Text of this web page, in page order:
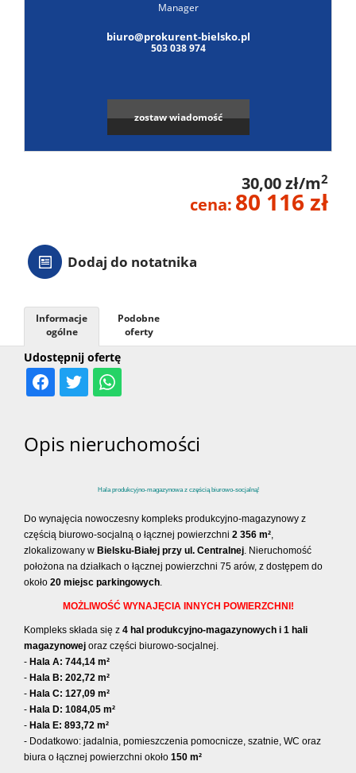
Leaflet
Manager
biuro@prokurent-bielsko.pl
503 038 974
zostaw wiadomość
30,00 zł/m2
cena: 80 116 zł
Dodaj do notatnika
Udostępnij ofertę
Informacje
ogólne
Podobne
oferty
Opis nieruchomości
Hala produkcyjno-magazynowa z częścią biurowo-socjalną!
Do wynajęcia nowoczesny kompleks produkcyjno-magazynowy z
częścią biurowo-socjalną o łącznej powierzchni 2 356 m²,
zlokalizowany w Bielsku-Białej przy ul. Centralnej. Nieruchomość
położona na działkach o łącznej powierzchni 75 arów, z dostępem do
około 20 miejsc parkingowych.
MOŻLIWOŚĆ WYNAJĘCIA INNYCH POWIERZCHNI!
Kompleks składa się z 4 hal produkcyjno-magazynowych i 1 hali
magazynowej oraz części biurowo-socjalnej.
- Hala A: 744,14 m²
- Hala B: 202,72 m²
- Hala C: 127,09 m²
- Hala D: 1084,05 m²
- Hala E: 893,72 m²
- Dodatkowo: jadalnia, pomieszczenia pomocnicze, szatnie, WC oraz
biura o łącznej powierzchni około 150 m²